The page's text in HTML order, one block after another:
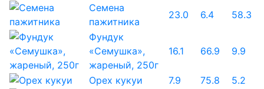
Семена
пажитника
23.0 6.4
58.3
Фундук
«Семушка»,
жареный, 250г
16.1 66.9 9.9
Орех кукуи 7.9 75.8
5.2